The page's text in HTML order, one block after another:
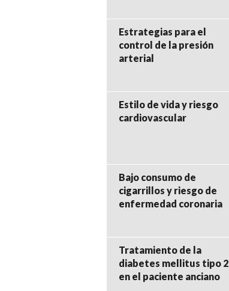
Estrategias para el
control de la presión
arterial
Estilo de vida y riesgo
cardiovascular
Bajo consumo de
cigarrillos y riesgo de
enfermedad coronaria
Tratamiento de la
diabetes mellitus tipo 2
en el paciente anciano